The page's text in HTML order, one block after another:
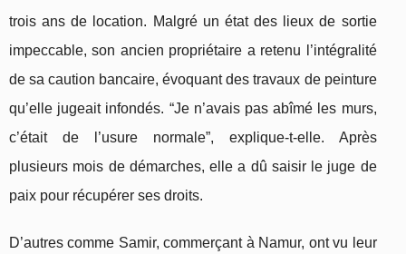
trois ans de location. Malgré un état des lieux de sortie
impeccable, son ancien propriétaire a retenu l’intégralité
de sa caution bancaire, évoquant des travaux de peinture
qu’elle jugeait infondés. “Je n’avais pas abîmé les murs,
c’était de l’usure normale”, explique-t-elle. Après
plusieurs mois de démarches, elle a dû saisir le juge de
paix pour récupérer ses droits.
D’autres comme Samir, commerçant à Namur, ont vu leur